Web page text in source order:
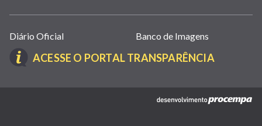
Links
úteis
(abrem
nova
Diário Oficial Banco de Imagens
ACESSE O PORTAL TRANSPARÊNCIA(LINK
EM
NOVA